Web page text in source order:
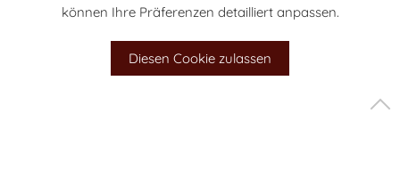
können Ihre Präferenzen detailliert anpassen.
Diesen Cookie zulassen